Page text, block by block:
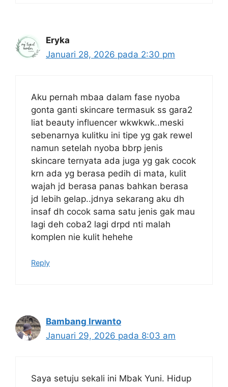
Eryka
Januari 28, 2026 pada 2:30 pm
Aku pernah mbaa dalam fase nyoba
gonta ganti skincare termasuk ss gara2
liat beauty influencer wkwkwk..meski
sebenarnya kulitku ini tipe yg gak rewel
namun setelah nyoba bbrp jenis
skincare ternyata ada juga yg gak cocok
krn ada yg berasa pedih di mata, kulit
wajah jd berasa panas bahkan berasa
jd lebih gelap..jdnya sekarang aku dh
insaf dh cocok sama satu jenis gak mau
lagi deh coba2 lagi drpd nti malah
komplen nie kulit hehehe
Reply
Bambang Irwanto
Januari 29, 2026 pada 8:03 am
Saya setuju sekali ini Mbak Yuni. Hidup